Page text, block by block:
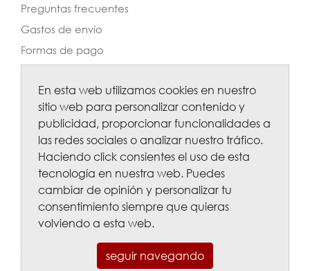
En esta web utilizamos cookies en nuestro
sitio web para personalizar contenido y
publicidad, proporcionar funcionalidades a
las redes sociales o analizar nuestro tráfico.
Haciendo click consientes el uso de esta
tecnología en nuestra web. Puedes
cambiar de opinión y personalizar tu
consentimiento siempre que quieras
volviendo a esta web.
seguir navegando
Preguntas frecuentes
Gastos de envío
Formas de pago
Nos sigues?
... y ponte al día de ofertas, nuevas
tendencias...
Voule Eventos & Floristas
© Todos los derechos reservados - 2018